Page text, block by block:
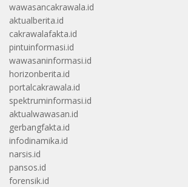
wawasancakrawala.id
aktualberita.id
cakrawalafakta.id
pintuinformasi.id
wawasaninformasi.id
horizonberita.id
portalcakrawala.id
spektruminformasi.id
aktualwawasan.id
gerbangfakta.id
infodinamika.id
narsis.id
pansos.id
forensik.id